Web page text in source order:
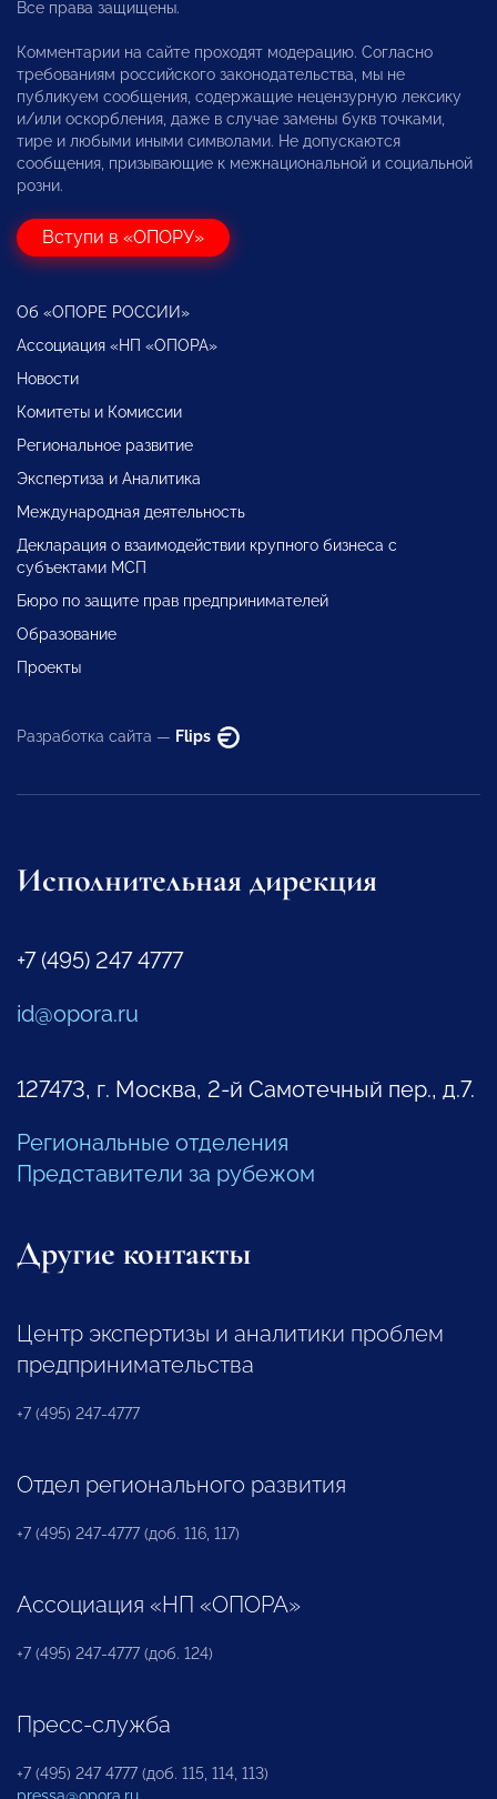
Все права защищены.
Комментарии на сайте проходят модерацию. Согласно
требованиям российского законодательства, мы не
публикуем сообщения, содержащие нецензурную лексику
и/или оскорбления, даже в случае замены букв точками,
тире и любыми иными символами. Не допускаются
сообщения, призывающие к межнациональной и социальной
розни.
Вступи в «ОПОРУ»
Об «ОПОРЕ РОССИИ»
Ассоциация «НП «ОПОРА»
Новости
Комитеты и Комиссии
Региональное развитие
Экспертиза и Аналитика
Международная деятельность
Декларация о взаимодействии крупного бизнеса с
субъектами МСП
Бюро по защите прав предпринимателей
Образование
Проекты
Разработка сайта — Flips
Исполнительная дирекция
+7 (495) 247 4777
id@opora.ru
127473, г. Москва, 2-й Самотечный пер., д.7.
Региональные отделения
Представители за рубежом
Другие контакты
Центр экспертизы и аналитики проблем
предпринимательства
+7 (495) 247-4777
Отдел регионального развития
+7 (495) 247-4777 (доб. 116, 117)
Ассоциация «НП «ОПОРА»
+7 (495) 247-4777 (доб. 124)
Пресс-служба
+7 (495) 247 4777 (доб. 115, 114, 113)